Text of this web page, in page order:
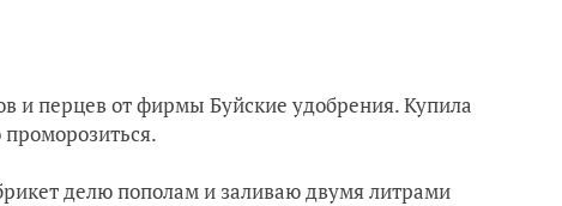
перцев от фирмы Буйские удобрения. Купила
делю пополам и заливаю двумя литрами